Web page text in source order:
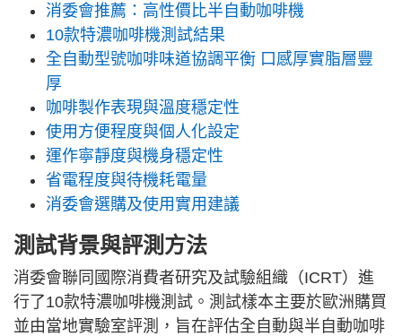
消委會推薦：高性價比半自動咖啡機
10款特濃咖啡機測試結果
全自動型號咖啡味道協調平衡 口感厚實脂層豐
厚
咖啡製作表現與溫度穩定性
使用方便程度與個人化設定
運作寧靜度與機身穩定性
省電程度與待機耗電量
消委會選購及使用實用建議
測試背景與評測方法
消委會聯同國際消費者研究及試驗組織（ICRT）進
行了10款特濃咖啡機測試。測試樣本主要於歐洲購買
並由當地實驗室評測，旨在評估全自動與半自動咖啡